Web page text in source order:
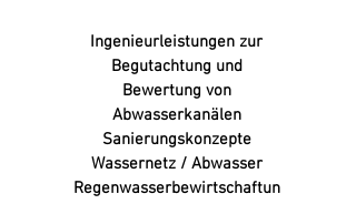
Ingenieurleistungen zur
Begutachtung und
Bewertung von
Abwasserkanälen
Sanierungskonzepte
Wassernetz / Abwasser
Regenwasserbewirtschaftun